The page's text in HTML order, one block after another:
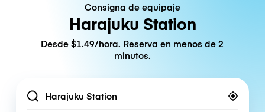
Consigna de equipaje
Harajuku Station
Desde $1.49/hora. Reserva en menos de 2
minutos.
Location